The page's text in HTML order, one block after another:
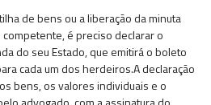
de bens ou a liberação da minuta
é preciso declarar o
do seu Estado, que emitirá o boleto
cada um dos herdeiros.A declaração
bens, os valores individuais e o